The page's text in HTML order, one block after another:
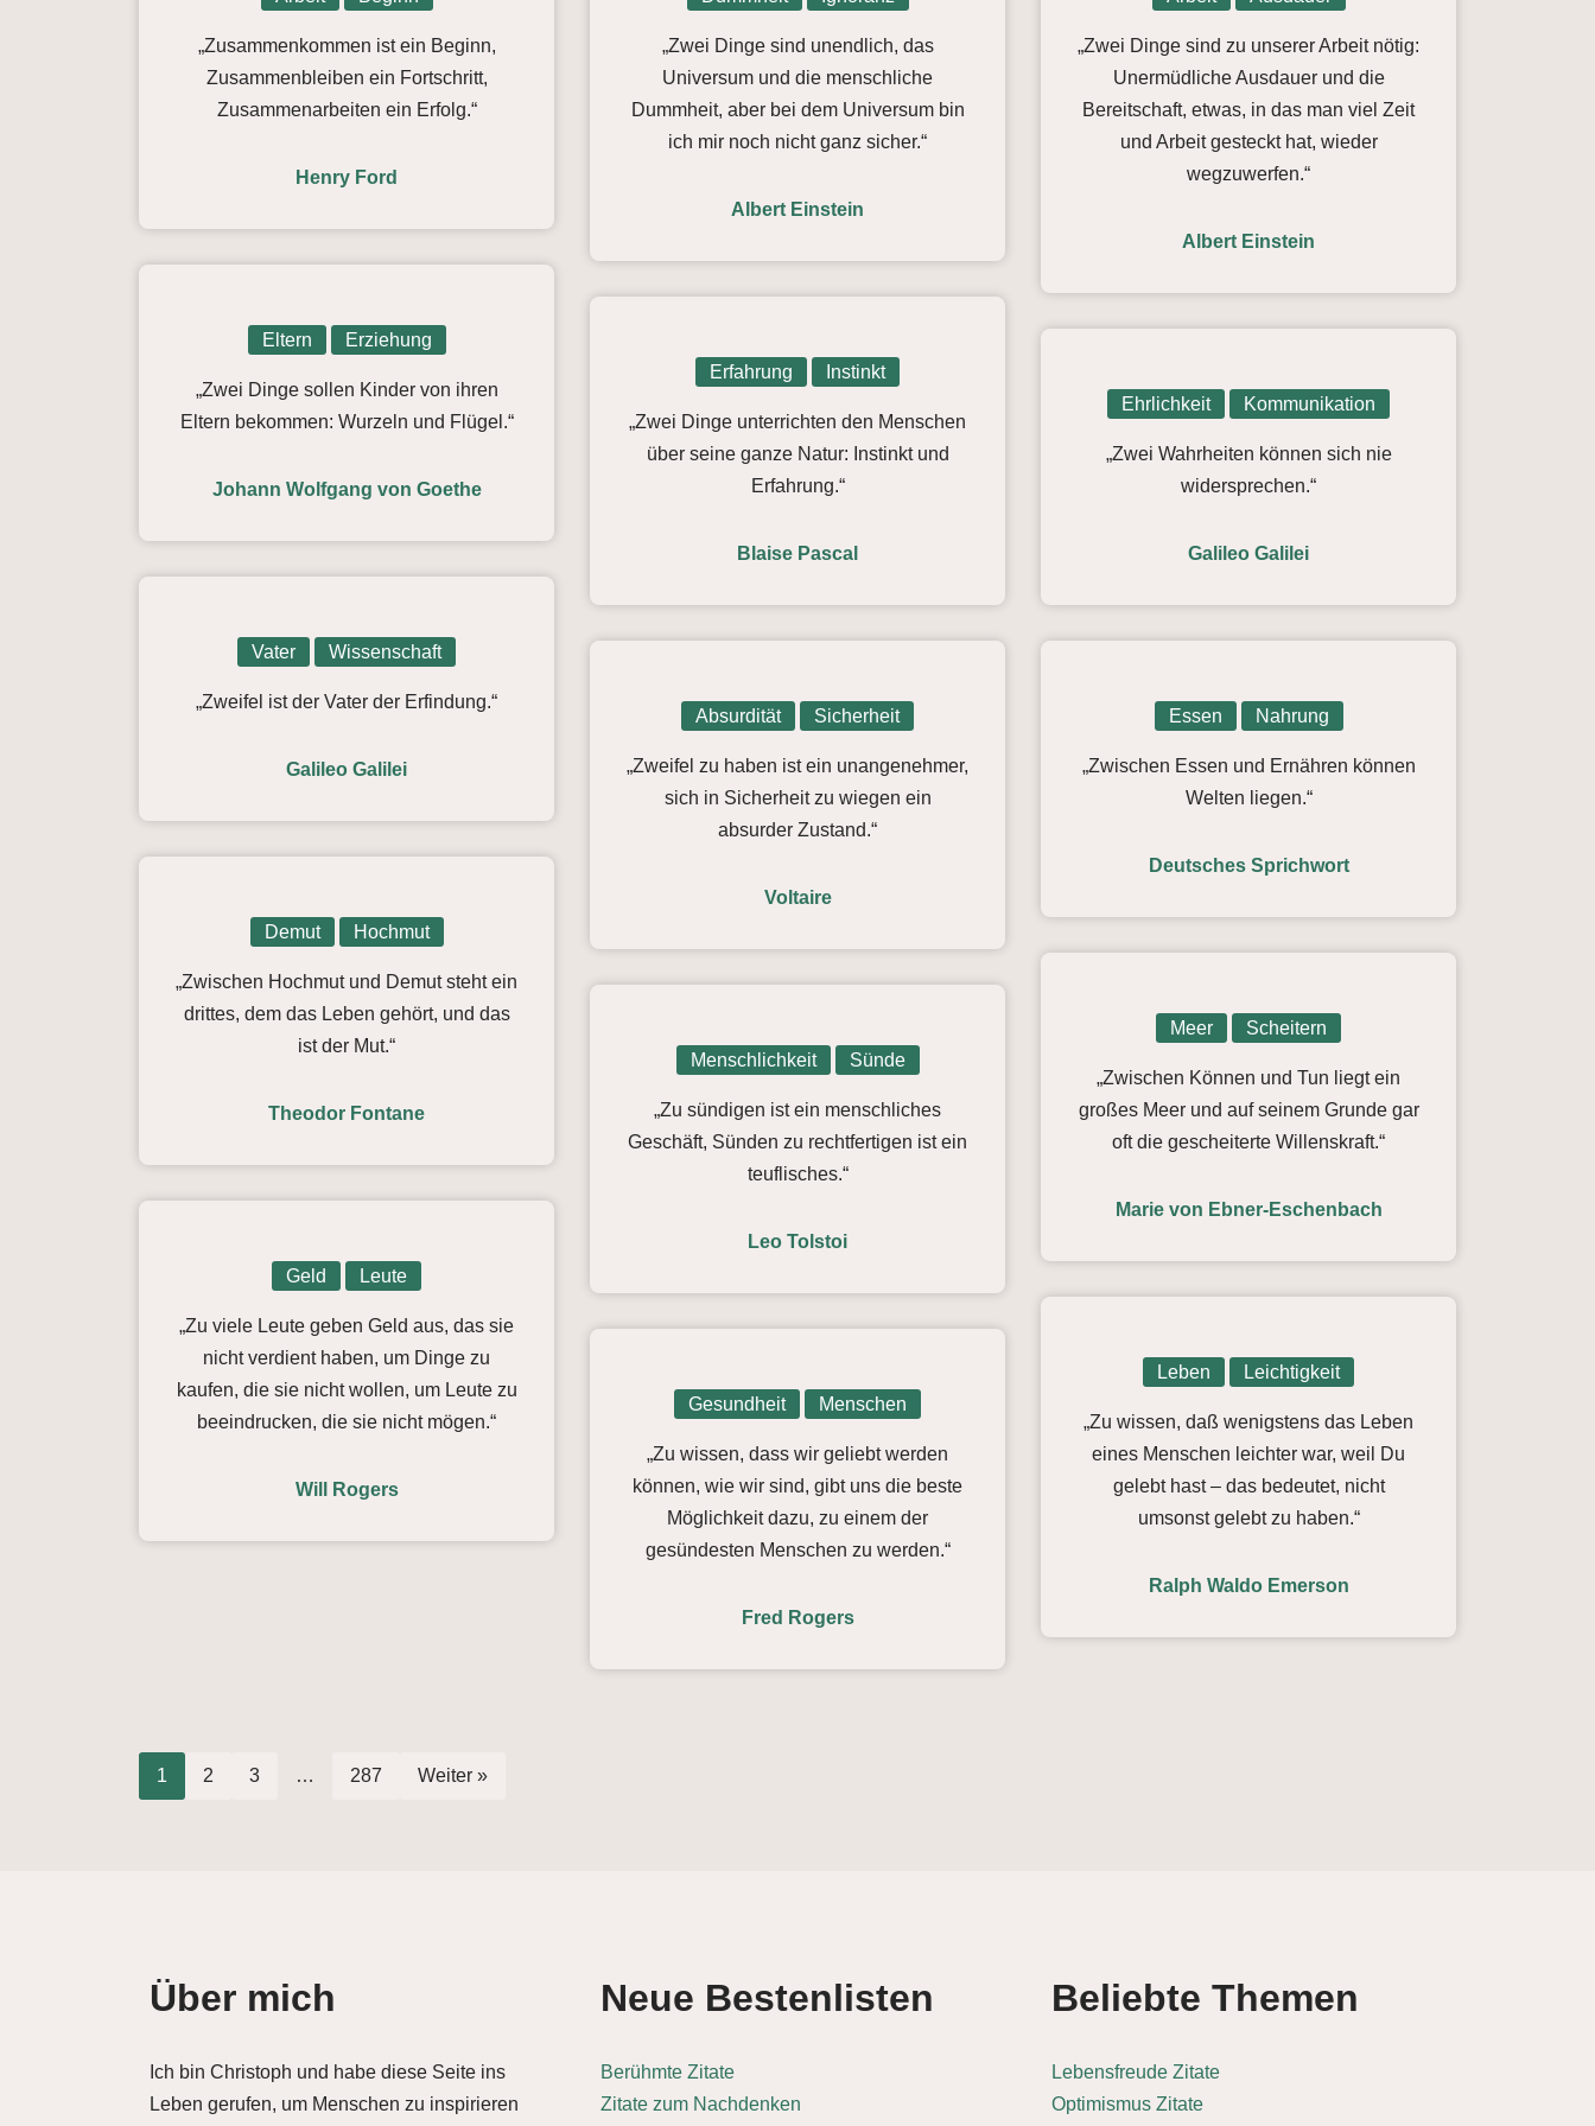
„Zusammenkommen ist ein Beginn,
Zusammenbleiben ein Fortschritt,
Zusammenarbeiten ein Erfolg.“
Henry Ford
„Zwei Dinge sind unendlich, das
Universum und die menschliche
Dummheit, aber bei dem Universum bin
ich mir noch nicht ganz sicher.“
Albert Einstein
„Zwei Dinge sind zu unserer Arbeit nötig:
Unermüdliche Ausdauer und die
Bereitschaft, etwas, in das man viel Zeit
und Arbeit gesteckt hat, wieder
wegzuwerfen.“
Albert Einstein
Eltern Erziehung
„Zwei Dinge sollen Kinder von ihren
Eltern bekommen: Wurzeln und Flügel.“
Johann Wolfgang von Goethe
Erfahrung Instinkt
„Zwei Dinge unterrichten den Menschen
über seine ganze Natur: Instinkt und
Erfahrung.“
Blaise Pascal
Ehrlichkeit Kommunikation
„Zwei Wahrheiten können sich nie
widersprechen.“
Galileo Galilei
Vater Wissenschaft
„Zweifel ist der Vater der Erfindung.“
Galileo Galilei
Absurdität Sicherheit
„Zweifel zu haben ist ein unangenehmer,
sich in Sicherheit zu wiegen ein
absurder Zustand.“
Voltaire
Essen Nahrung
„Zwischen Essen und Ernähren können
Welten liegen.“
Deutsches Sprichwort
Demut Hochmut
„Zwischen Hochmut und Demut steht ein
drittes, dem das Leben gehört, und das
ist der Mut.“
Theodor Fontane
Meer Scheitern
„Zwischen Können und Tun liegt ein
großes Meer und auf seinem Grunde gar
oft die gescheiterte Willenskraft.“
Marie von Ebner-Eschenbach
Menschlichkeit Sünde
„Zu sündigen ist ein menschliches
Geschäft, Sünden zu rechtfertigen ist ein
teuflisches.“
Leo Tolstoi
Geld
Leute
„Zu viele Leute geben Geld aus, das sie
nicht verdient haben, um Dinge zu
kaufen, die sie nicht wollen, um Leute zu
beeindrucken, die sie nicht mögen.“
Will Rogers
Leben Leichtigkeit
„Zu wissen, daß wenigstens das Leben
eines Menschen leichter war, weil Du
gelebt hast – das bedeutet, nicht
umsonst gelebt zu haben.“
Ralph Waldo Emerson
Gesundheit Menschen
„Zu wissen, dass wir geliebt werden
können, wie wir sind, gibt uns die beste
Möglichkeit dazu, zu einem der
gesündesten Menschen zu werden.“
Fred Rogers
1 2 3 … 287 Weiter »
Über mich
Ich bin Christoph und habe diese Seite ins
Leben gerufen, um Menschen zu inspirieren
Neue Bestenlisten
Berühmte Zitate
Zitate zum Nachdenken
Beliebte Themen
Lebensfreude Zitate
Optimismus Zitate